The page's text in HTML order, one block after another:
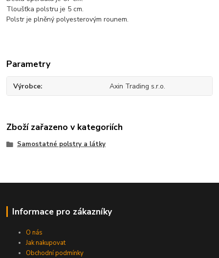
Tloušťka polstru je 5 cm.
Polstr je plněný polyesterovým rounem.
Parametry
Výrobce Axin Trading s.r.o.
Zboží zařazeno v kategoriích
Samostatné polstry a látky
Informace pro zákazníky
O nás
Jak nakupovat
Obchodní podmínky